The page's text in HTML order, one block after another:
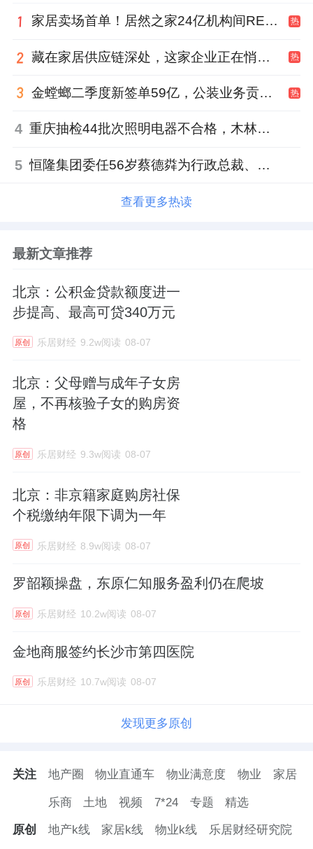
家居卖场首单！居然之家24亿机构间REITs获深交所无异议函 热
藏在家居供应链深处，这家企业正在悄悄转型 热
金螳螂二季度新签单59亿，公装业务贡献逾八成 热
4 重庆抽检44批次照明电器不合格，木林森全资子公司被点名
5 恒隆集团委任56岁蔡德粦为行政总裁、年薪2052万港元，曾任星巴克中国CEO
查看更多热读
最新文章推荐
北京：公积金贷款额度进一
步提高、最高可贷340万元
原创 乐居财经 9.2w阅读 08-07
北京：父母赠与成年子女房
屋，不再核验子女的购房资
格
原创 乐居财经 9.3w阅读 08-07
北京：非京籍家庭购房社保
个税缴纳年限下调为一年
原创 乐居财经 8.9w阅读 08-07
罗韶颖操盘，东原仁知服务盈利仍在爬坡
原创 乐居财经 10.2w阅读 08-07
金地商服签约长沙市第四医院
原创 乐居财经 10.7w阅读 08-07
发现更多原创
关注 地产圈 物业直通车 物业满意度 物业 家居
乐商 土地 视频 7*24 专题 精选
原创 地产k线 家居k线 物业k线 乐居财经研究院